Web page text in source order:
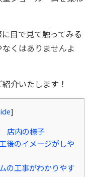
目で見て触ってみる
くはありませんよ
介いたします！
]
店内の様子
のイメージがしや
工事がわかりやす